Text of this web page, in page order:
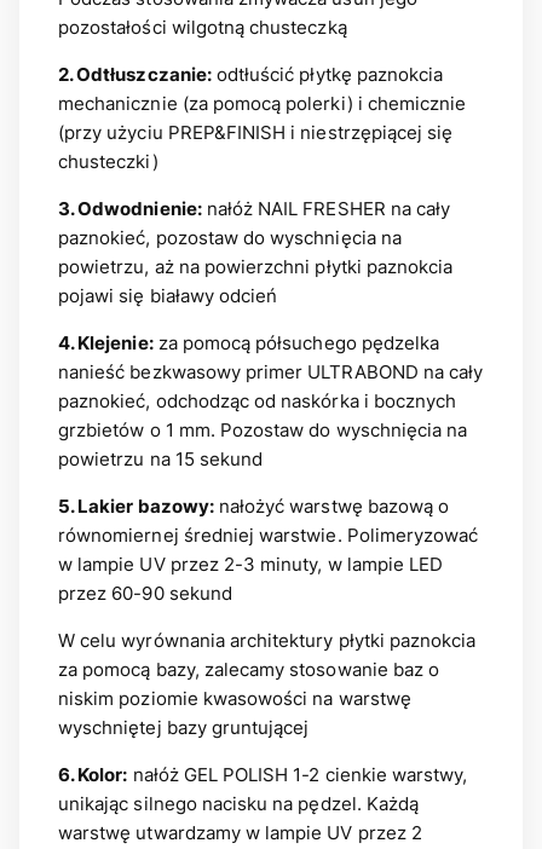
pozostałości wilgotną chusteczką
2. Odtłuszczanie:odtłuścić płytkę paznokcia
mechanicznie (za pomocą polerki) i chemicznie
(przy użyciu PREP&FINISH i niestrzępiącej się
chusteczki)
3. Odwodnienie:nałóż NAIL FRESHER na cały
paznokieć, pozostaw do wyschnięcia na
powietrzu, aż na powierzchni płytki paznokcia
pojawi się białawy odcień
4. Klejenie:za pomocą półsuchego pędzelka
nanieść bezkwasowy primer ULTRABOND na cały
paznokieć, odchodząc od naskórka i bocznych
grzbietów o 1 mm. Pozostaw do wyschnięcia na
powietrzu na 15 sekund
5. Lakier bazowy:nałożyć warstwę bazową o
równomiernej średniej warstwie. Polimeryzować
w lampie UV przez 2-3 minuty, w lampie LED
przez 60-90 sekund
W celu wyrównania architektury płytki paznokcia
za pomocą bazy, zalecamy stosowanie baz o
niskim poziomie kwasowości na warstwę
wyschniętej bazy gruntującej
6. Kolor: nałóż GEL POLISH 1-2 cienkie warstwy,
unikając silnego nacisku na pędzel. Każdą
warstwę utwardzamy w lampie UV przez 2